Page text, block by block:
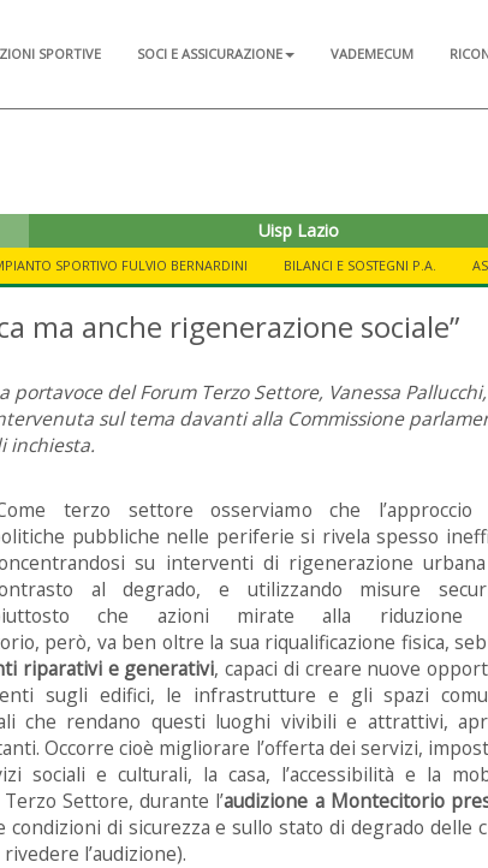
SPORTIVE SOCI E ASSICURAZIONE VADEMECUM
Uisp Lazio
SPORTIVO FULVIO BERNARDINI BILANCI E SOSTEGNI P.A.
ma anche rigenerazione sociale”
portavoce del Forum Terzo Settore, Vanessa
sul tema davanti alla Commissione
inchiesta.
terzo settore osserviamo che l’approccio
pubbliche nelle periferie si rivela spesso
su interventi di rigenerazione
al degrado, e utilizzando misure
che azioni mirate alla riduzione
però, va ben oltre la sua riqualificazione fisica,
riparativi e generativi, capaci di creare nuove
sugli edifici, le infrastrutture e gli spazi
che rendano questi luoghi vivibili e attrattivi,
Occorre cioè migliorare l’offerta dei servizi,
sociali e culturali, la casa, l’accessibilità e la
Settore, durante l’audizione a Montecitorio
condizioni di sicurezza e sullo stato di degrado delle
l’audizione).